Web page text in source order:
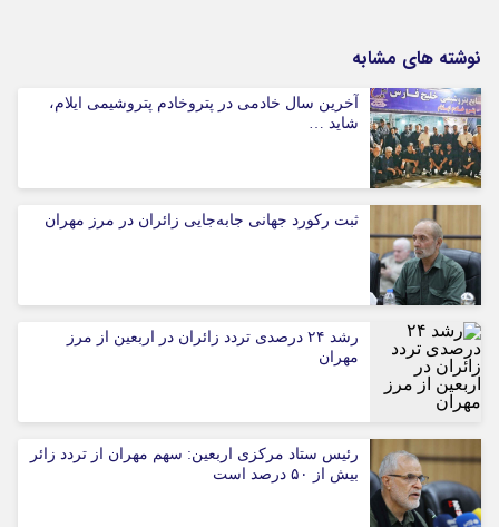
نوشته های مشابه
آخرین سال خادمی در پتروخادم پتروشیمی ایلام،
شاید …
ثبت رکورد جهانی جابه‌جایی زائران در مرز مهران
رشد ۲۴ درصدی تردد زائران در اربعین از مرز
مهران
رئیس ستاد مرکزی اربعین: سهم مهران از تردد زائر
بیش از ۵۰ درصد است